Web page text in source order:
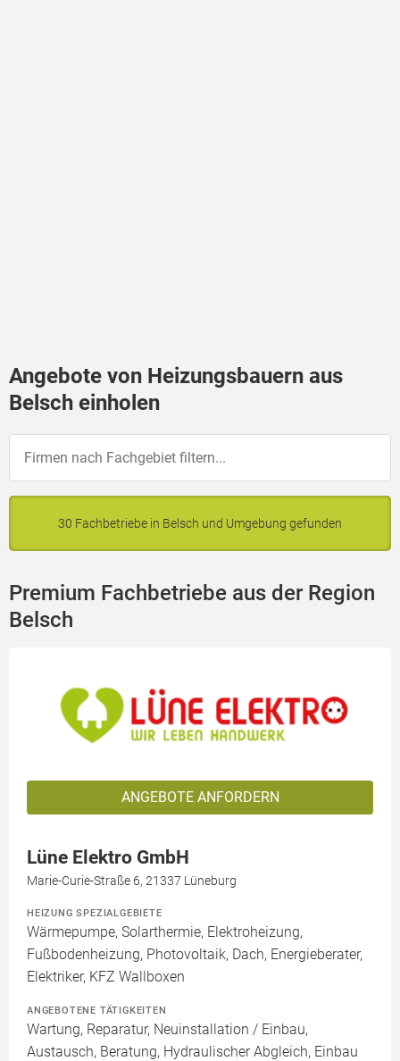
Angebote von Heizungsbauern aus
Belsch einholen
30 Fachbetriebe in Belsch und Umgebung gefunden
Premium Fachbetriebe aus der Region
Belsch
ANGEBOTE ANFORDERN
Lüne Elektro GmbH
Marie-Curie-Straße 6, 21337 Lüneburg
HEIZUNG SPEZIALGEBIETE
Wärmepumpe, Solarthermie, Elektroheizung,
Fußbodenheizung, Photovoltaik, Dach, Energieberater,
Elektriker, KFZ Wallboxen
ANGEBOTENE TÄTIGKEITEN
Wartung, Reparatur, Neuinstallation / Einbau,
Austausch, Beratung, Hydraulischer Abgleich, Einbau